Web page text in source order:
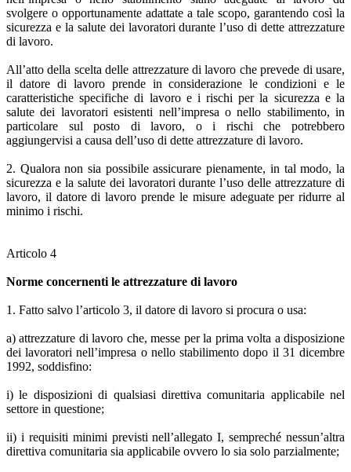
svolgere o opportunamente adattate a tale scopo, garantendo così la
sicurezza e la salute dei lavoratori durante l’uso di dette attrezzature
di lavoro.
All’atto della scelta delle attrezzature di lavoro che prevede di usare,
il datore di lavoro prende in considerazione le condizioni e le
caratteristiche specifiche di lavoro e i rischi per la sicurezza e la
salute dei lavoratori esistenti nell’impresa o nello stabilimento, in
particolare sul posto di lavoro, o i rischi che potrebbero
aggiungervisi a causa dell’uso di dette attrezzature di lavoro.
2. Qualora non sia possibile assicurare pienamente, in tal modo, la
sicurezza e la salute dei lavoratori durante l’uso delle attrezzature di
lavoro, il datore di lavoro prende le misure adeguate per ridurre al
minimo i rischi.
Articolo 4
Norme concernenti le attrezzature di lavoro
1. Fatto salvo l’articolo 3, il datore di lavoro si procura o usa:
a) attrezzature di lavoro che, messe per la prima volta a disposizione
dei lavoratori nell’impresa o nello stabilimento dopo il 31 dicembre
1992, soddisfino:
i) le disposizioni di qualsiasi direttiva comunitaria applicabile nel
settore in questione;
ii) i requisiti minimi previsti nell’allegato I, sempreché nessun’altra
direttiva comunitaria sia applicabile ovvero lo sia solo parzialmente;